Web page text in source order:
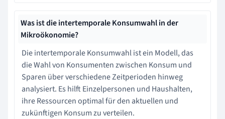
Was ist die intertemporale Konsumwahl in der
Mikroökonomie?
Die intertemporale Konsumwahl ist ein Modell, das
die Wahl von Konsumenten zwischen Konsum und
Sparen über verschiedene Zeitperioden hinweg
analysiert. Es hilft Einzelpersonen und Haushalten,
ihre Ressourcen optimal für den aktuellen und
zukünftigen Konsum zu verteilen.